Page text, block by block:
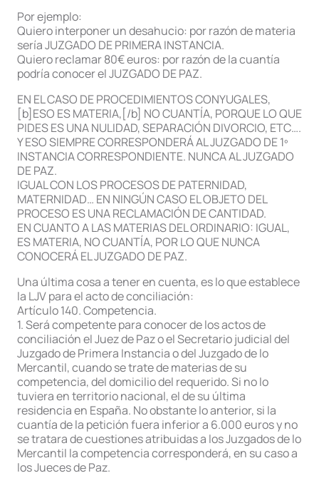
Por ejemplo:
Quiero interponer un desahucio: por razón de materia
sería JUZGADO DE PRIMERA INSTANCIA.
Quiero reclamar 80€ euros: por razón de la cuantía
podría conocer el JUZGADO DE PAZ.
EN EL CASO DE PROCEDIMIENTOS CONYUGALES,
[b]ESO ES MATERIA,[/b] NO CUANTÍA, PORQUE LO QUE
PIDES ES UNA NULIDAD, SEPARACIÓN DIVORCIO, ETC….
Y ESO SIEMPRE CORRESPONDERÁ AL JUZGADO DE 1º
INSTANCIA CORRESPONDIENTE. NUNCA AL JUZGADO
DE PAZ.
IGUAL CON LOS PROCESOS DE PATERNIDAD,
MATERNIDAD… EN NINGÚN CASO EL OBJETO DEL
PROCESO ES UNA RECLAMACIÓN DE CANTIDAD.
EN CUANTO A LAS MATERIAS DEL ORDINARIO: IGUAL,
ES MATERIA, NO CUANTÍA, POR LO QUE NUNCA
CONOCERÁ EL JUZGADO DE PAZ.
Una última cosa a tener en cuenta, es lo que establece
la LJV para el acto de conciliación:
Artículo 140. Competencia.
1. Será competente para conocer de los actos de
conciliación el Juez de Paz o el Secretario judicial del
Juzgado de Primera Instancia o del Juzgado de lo
Mercantil, cuando se trate de materias de su
competencia, del domicilio del requerido. Si no lo
tuviera en territorio nacional, el de su última
residencia en España. No obstante lo anterior, si la
cuantía de la petición fuera inferior a 6.000 euros y no
se tratara de cuestiones atribuidas a los Juzgados de lo
Mercantil la competencia corresponderá, en su caso a
los Jueces de Paz.